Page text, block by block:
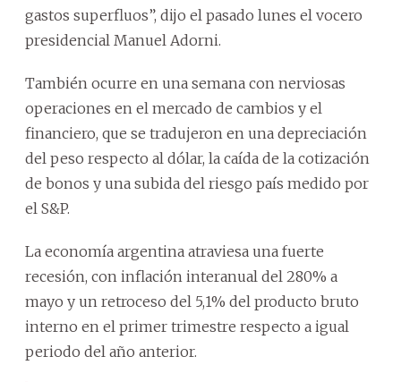
gastos superfluos”, dijo el pasado lunes el vocero
presidencial Manuel Adorni.
También ocurre en una semana con nerviosas
operaciones en el mercado de cambios y el
financiero, que se tradujeron en una depreciación
del peso respecto al dólar, la caída de la cotización
de bonos y una subida del riesgo país medido por
el S&P.
La economía argentina atraviesa una fuerte
recesión, con inflación interanual del 280% a
mayo y un retroceso del 5,1% del producto bruto
interno en el primer trimestre respecto a igual
periodo del año anterior.